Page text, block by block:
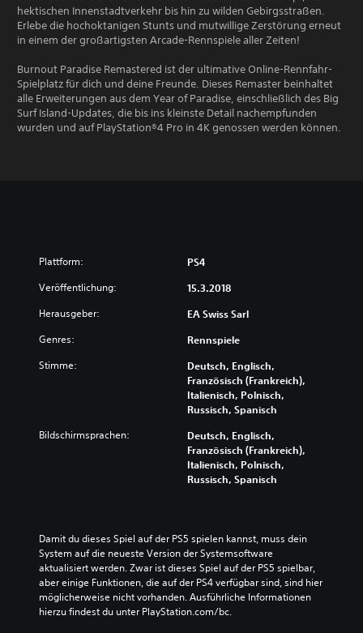
hektischen Innenstadtverkehr bis hin zu wilden Gebirgsstraßen.
Erlebe die hochoktanigen Stunts und mutwillige Zerstörung erneut
in einem der großartigsten Arcade-Rennspiele aller Zeiten!
Burnout Paradise Remastered ist der ultimative Online-Rennfahr-
Spielplatz für dich und deine Freunde. Dieses Remaster beinhaltet
alle Erweiterungen aus dem Year of Paradise, einschließlich des Big
Surf Island-Updates, die bis ins kleinste Detail nachempfunden
wurden und auf PlayStation®4 Pro in 4K genossen werden können.
Plattform: PS4
Veröffentlichung: 15.3.2018
Herausgeber: EA Swiss Sarl
Genres: Rennspiele
Stimme:
Deutsch, Englisch,
Französisch (Frankreich),
Italienisch, Polnisch,
Russisch, Spanisch
Bildschirmsprachen:
Deutsch, Englisch,
Französisch (Frankreich),
Italienisch, Polnisch,
Russisch, Spanisch
Damit du dieses Spiel auf der PS5 spielen kannst, muss dein
System auf die neueste Version der Systemsoftware
aktualisiert werden. Zwar ist dieses Spiel auf der PS5 spielbar,
aber einige Funktionen, die auf der PS4 verfügbar sind, sind hier
möglicherweise nicht vorhanden. Ausführliche Informationen
hierzu findest du unter PlayStation.com/bc.